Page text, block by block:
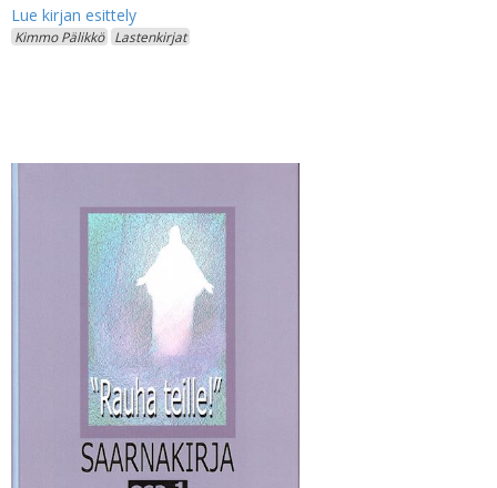
Kimmo Pälikkö Lastenkirjat